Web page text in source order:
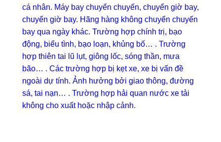
cá nhân. Máy bay chuyển chuyến, chuyển giờ bay,
chuyển giờ bay. Hãng hàng không chuyển chuyến
bay qua ngày khác. Trường hợp chính trị, bạo
động, biểu tình, bạo loạn, khủng bố… . Trường
hợp thiên tai lũ lụt, giông lốc, sóng thần, mưa
bão… . Các trường hợp bị kẹt xe, xe bị vấn đề
ngoài dự tính. Ảnh hưởng bởi giao thông, đường
sá, tai nạn… . Trường hợp hải quan nước xe tải
không cho xuất hoặc nhập cảnh.